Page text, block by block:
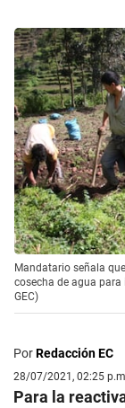
Mandatario señala
cosecha de agua
GEC)
PorRedacción EC
28/07/2021, 02:25
Para la